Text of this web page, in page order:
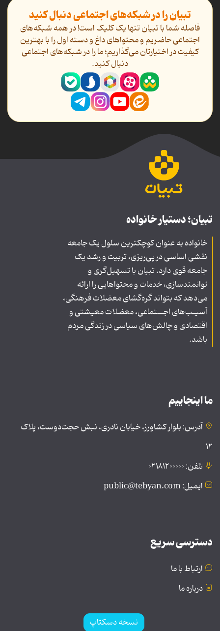
تبیان را در شبکه‌های اجتماعی دنبال کنید
فاصله شما با تبیان تنها یک کلیک است! در همه شبکه‌های
اجتماعی حاضریم و محتواهای داغ و دسته اول را با بهترین
کیفیت در اختیارتان می‌گذاریم؛ ما را در شبکه‌های اجتماعی
دنیال کنید.
تبیان؛ دستیار خانواده
خانواده به عنوان کوچکترین سلول یک جامعه
نقشی اساسی در پی‌ریزی، تربیت و رشد یک
جامعه قوی دارد. تبیان با تسهیل‌گری و
توانمندسازی، خدمات و محتواهایی را ارائه
می‌دهد که بتواند گره‌گشای معضلات فرهنگی،
آسیـب‌های اجــتماعی، معضلات معیشتی و
اقتصادی و چالش‌های سیاسی در زندگی مردم
باشد.
ما اینجاییم
آدرس: بلوار کشاورز، خیابان نادری، نبش حجت‌دوست، پلاک
۱۲
تلفن: ۰۲۱۸۱۲۰۰۰۰۰
ایمیل: public@tebyan.com
دسترسی سریع
ارتباط با ما
درباره ما
نسخه دسکتاپ